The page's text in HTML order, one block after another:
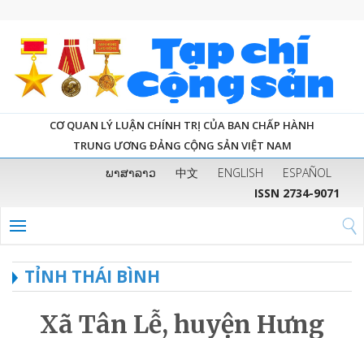
CƠ QUAN LÝ LUẬN CHÍNH TRỊ CỦA BAN CHẤP HÀNH
TRUNG ƯƠNG ĐẢNG CỘNG SẢN VIỆT NAM
ພາສາລາວ 中文 ENGLISH
ESPAÑOL
ISSN 2734-9071
TỈNH THÁI BÌNH
Xã Tân Lễ, huyện Hưng